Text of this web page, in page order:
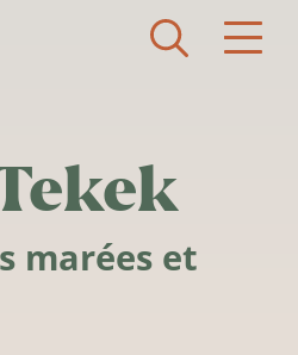
marées et